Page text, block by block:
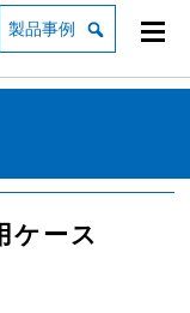
製品事例
ース